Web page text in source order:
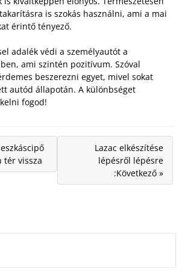
is szokás használni, ami a mai
érintő tényező.
adalék védi a személyautót a
ami szintén pozitívum. Szóval
beszerezni egyet, mivel sokat
autód állapotán. A különbséget
fogod!
tér vissza
Lazac elkészítése
lépésről lépésre
:Következő »